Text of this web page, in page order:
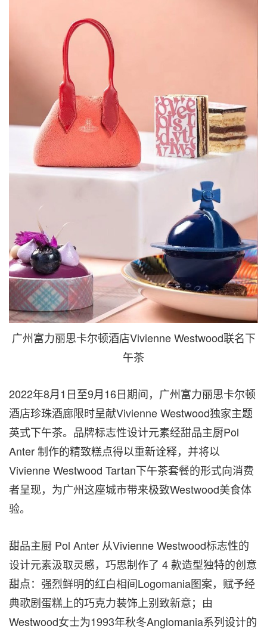
广州富力丽思卡尔顿酒店Vivienne Westwood联名下
午茶
2022年8月1日至9月16日期间，广州富力丽思卡尔顿
酒店珍珠酒廊限时呈献Vivienne Westwood独家主题
英式下午茶。品牌标志性设计元素经甜品主厨Pol
Anter 制作的精致糕点得以重新诠释，并将以
Vivienne Westwood Tartan下午茶套餐的形式向消费
者呈现，为广州这座城市带来极致Westwood美食体
验。
甜品主厨 Pol Anter 从Vivienne Westwood标志性的
设计元素汲取灵感，巧思制作了 4 款造型独特的创意
甜点：强烈鲜明的红白相间Logomania图案，赋予经
典歌剧蛋糕上的巧克力装饰上别致新意；由
Westwood女士为1993年秋冬Anglomania系列设计的